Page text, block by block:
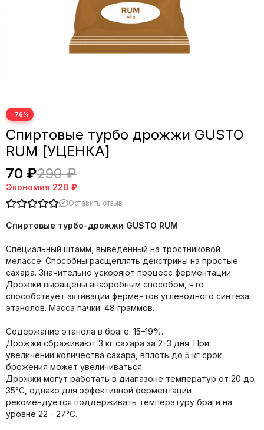
−76%
Спиртовые турбо дрожжи GUSTO
RUM [УЦЕНКА]
70 ₽290 ₽
Экономия 220 ₽
Оставить отзыв
Спиртовые турбо-дрожжи GUSTO RUM
Специальный штамм, выведенный на тростниковой
мелассе. Способны расщеплять декстрины на простые
сахара. Значительно ускоряют процесс ферментации.
Дрожжи выращены анаэробным способом, что
способствует активации ферментов углеводного синтеза
этанолов. Масса пачки: 48 граммов.
Содержание этанола в браге: 15–19%.
Дрожжи сбраживают 3 кг сахара за 2–3 дня. При
увеличении количества сахара, вплоть до 5 кг срок
брожения может увеличиваться.
Дрожжи могут работать в диапазоне температур от 20 до
35°С, однако для эффективной ферментации
рекомендуется поддерживать температуру браги на
уровне 22 - 27°С.